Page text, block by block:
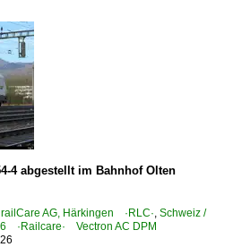
4 abgestellt im Bahnhof Olten
AG, Härkingen ·RLC·, Schweiz /
·Railcare· Vectron AC DPM